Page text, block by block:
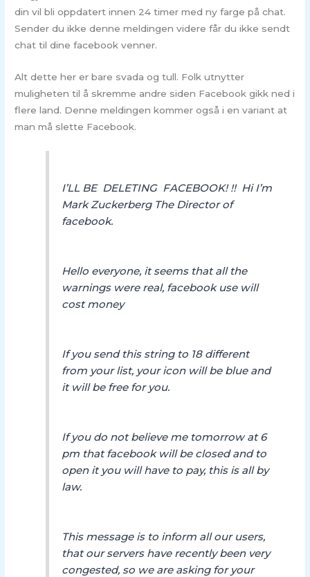
din vil bli oppdatert innen 24 timer med ny farge på chat.
Sender du ikke denne meldingen videre får du ikke sendt
chat til dine facebook venner.
Alt dette her er bare svada og tull. Folk utnytter
muligheten til å skremme andre siden Facebook gikk ned i
flere land. Denne meldingen kommer også i en variant at
man må slette Facebook.
I’LL BE DELETING FACEBOOK! !! Hi I’m
Mark Zuckerberg The Director of
facebook.
Hello everyone, it seems that all the
warnings were real, facebook use will
cost money
If you send this string to 18 different
from your list, your icon will be blue and
it will be free for you.
If you do not believe me tomorrow at 6
pm that facebook will be closed and to
open it you will have to pay, this is all by
law.
This message is to inform all our users,
that our servers have recently been very
congested, so we are asking for your